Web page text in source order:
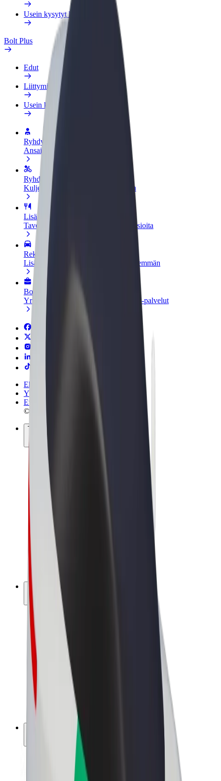
Usein kysytyt kysymykset
Bolt Plus
Edut
Liittymisohjeet
Usein kysytyt kysymykset
Ryhdy kuljettajaksi
Ansaitse omilla ehdoillasi
Ryhdy ruokalähetiksi
Kuljeta ruokaa ja ansaitse viikoittain
Lisää ravintola tai kauppa
Tavoita lisää asiakkaita ja kasvata ansioita
Rekisteröidy fleet-omistajaksi
Lisää autokantasi Boltiin ja tienaa enemmän
Bolt for Business
Yrityksellesi skaalatut Bolt-tuotteet ja -palvelut
Ehdot
Yksityisyys
Evästeet
© 2026 Bolt Technology OÜ
Tuotteet
Kyydit
Sähköpotkulaudat
Bolt-kauppa
Bolt Food
Bolt Drive
Bolt for Business
Sähköpyörät
Bolt Plus
Tienaa Boltilla
Kuljettajat
Kuljettajan ansiot
Ruokalähetit
Lähetin ansiot
Bolt Food -kauppiaat
Lisätietoja Boltista